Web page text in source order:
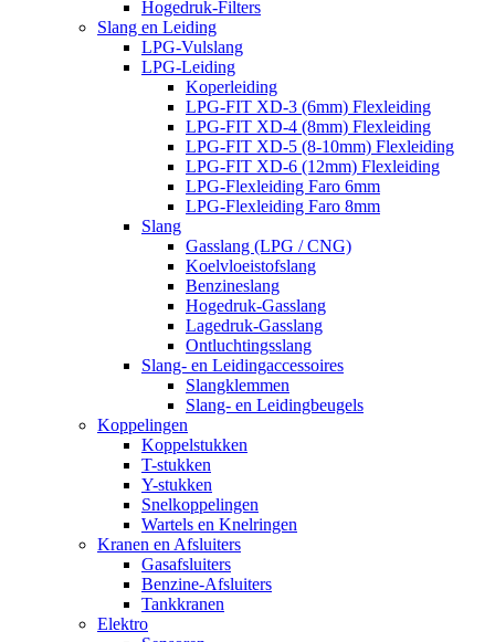
Hogedruk-Filters
Slang en Leiding
LPG-Vulslang
LPG-Leiding
Koperleiding
LPG-FIT XD-3 (6mm) Flexleiding
LPG-FIT XD-4 (8mm) Flexleiding
LPG-FIT XD-5 (8-10mm) Flexleiding
LPG-FIT XD-6 (12mm) Flexleiding
LPG-Flexleiding Faro 6mm
LPG-Flexleiding Faro 8mm
Slang
Gasslang (LPG / CNG)
Koelvloeistofslang
Benzineslang
Hogedruk-Gasslang
Lagedruk-Gasslang
Ontluchtingsslang
Slang- en Leidingaccessoires
Slangklemmen
Slang- en Leidingbeugels
Koppelingen
Koppelstukken
T-stukken
Y-stukken
Snelkoppelingen
Wartels en Knelringen
Kranen en Afsluiters
Gasafsluiters
Benzine-Afsluiters
Tankkranen
Elektro